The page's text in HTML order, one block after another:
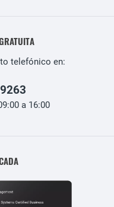
telefónico en:
a 16:00